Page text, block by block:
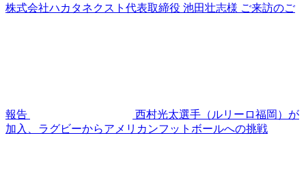
株式会社ハカタネクスト代表取締役 池田壮志様 ご来訪のご
報告
西村光太選手（ルリーロ福岡）が
加入、ラグビーからアメリカンフットボールへの挑戦